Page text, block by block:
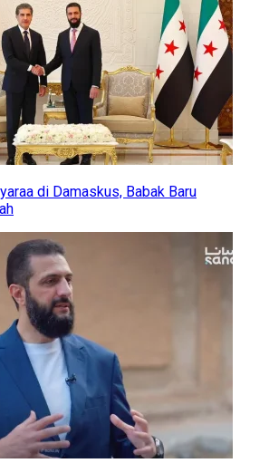
di Damaskus, Babak Baru